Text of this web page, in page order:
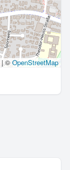
|©OpenStreetMap